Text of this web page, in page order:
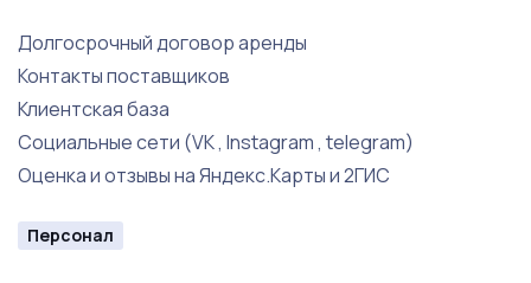
Долгосрочный договор аренды
Контакты поставщиков
Клиентская база
Социальные сети (VK , Instagram , telegram)
Оценка и отзывы на Яндекс.Карты и 2ГИС
Персонал